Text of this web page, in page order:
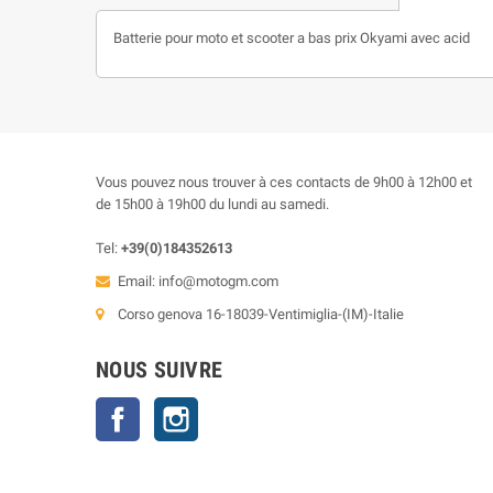
Batterie pour moto et scooter a bas prix Okyami avec acid
Vous pouvez nous trouver à ces contacts de 9h00 à 12h00 et
de 15h00 à 19h00 du lundi au samedi.
Tel: +39(0)184352613
Email: info@motogm.com
Corso genova 16-18039-Ventimiglia-(IM)-Italie
NOUS SUIVRE
Facebook